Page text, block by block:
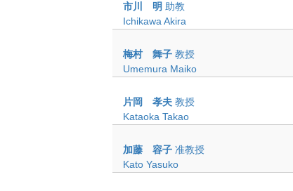
市川 明 助教
Ichikawa Akira
梅村 舞子 教授
Umemura Maiko
片岡 孝夫 教授
Kataoka Takao
加藤 容子 准教授
Kato Yasuko